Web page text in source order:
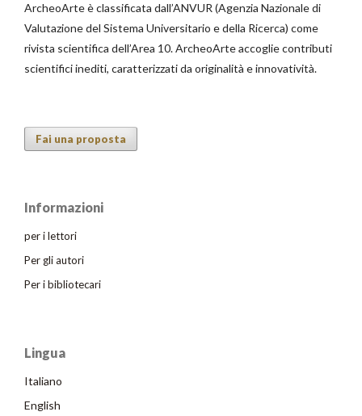
ArcheoArte è classificata dall’ANVUR (Agenzia Nazionale di
Valutazione del Sistema Universitario e della Ricerca) come
rivista scientifica dell’Area 10. ArcheoArte accoglie contributi
scientifici inediti, caratterizzati da originalità e innovatività.
Fai una proposta
Informazioni
per i lettori
Per gli autori
Per i bibliotecari
Lingua
Italiano
English